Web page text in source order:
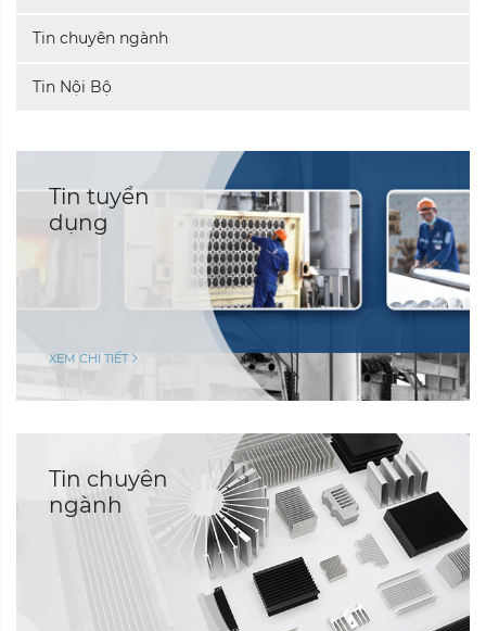
Tin chuyên ngành
Tin Nội Bộ
Tin tuyển
dụng
XEM CHI TIẾT
Tin chuyên
ngành